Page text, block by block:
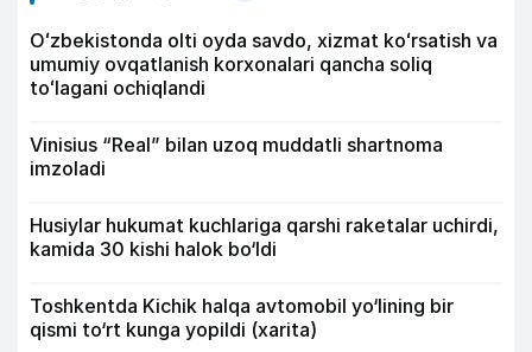
Oʻzbekistonda olti oyda savdo, xizmat koʻrsatish va
umumiy ovqatlanish korxonalari qancha soliq
toʻlagani ochiqlandi
Vinisius “Real” bilan uzoq muddatli shartnoma
imzoladi
Husiylar hukumat kuchlariga qarshi raketalar uchirdi,
kamida 30 kishi halok bo‘ldi
Toshkentda Kichik halqa avtomobil yo‘lining bir
qismi to‘rt kunga yopildi (xarita)